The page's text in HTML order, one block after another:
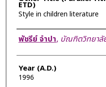
ETD)
Style in children literature
Author
พัชรีย์ จำปา, บัณฑิตวิทยาลั
Year (A.D.)
1996